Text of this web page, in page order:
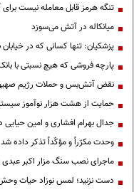
تنگه هرمز قابل معامله نیست برای
میانکاله در آتش می‌سوزد
پزشکیان: تنها کسانی که در
پارچه فروشی که هیچ نسبتی با
نقض آتش‌بس و حملات رژیم
حمایت از هشت هزار نوآموز
جدال بهرام افشاری و امین
وحدت مکرّراً و مؤکّداً تذکر داده شد
ماجرای نصب سنگ مزار اکبر
دست نزنید؛ لمس نوزاد حیات